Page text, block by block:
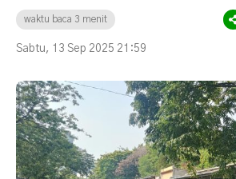
waktu baca 3 menit
Sabtu, 13 Sep 2025 21:59